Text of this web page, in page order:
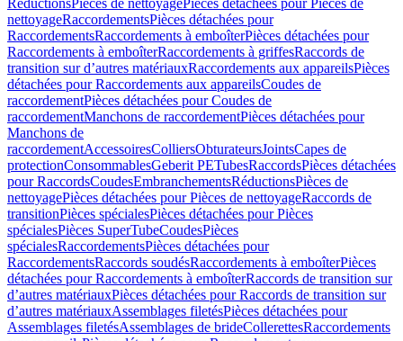
RéductionsPièces de nettoyagePièces détachées pour Pièces de
nettoyageRaccordementsPièces détachées pour
RaccordementsRaccordements à emboîterPièces détachées pour
Raccordements à emboîterRaccordements à griffesRaccords de
transition sur d’autres matériauxRaccordements aux appareilsPièces
détachées pour Raccordements aux appareilsCoudes de
raccordementPièces détachées pour Coudes de
raccordementManchons de raccordementPièces détachées pour
Manchons de
raccordementAccessoiresColliersObturateursJointsCapes de
protectionConsommablesGeberit PETubesRaccordsPièces détachées
pour RaccordsCoudesEmbranchementsRéductionsPièces de
nettoyagePièces détachées pour Pièces de nettoyageRaccords de
transitionPièces spécialesPièces détachées pour Pièces
spécialesPièces SuperTubeCoudesPièces
spécialesRaccordementsPièces détachées pour
RaccordementsRaccords soudésRaccordements à emboîterPièces
détachées pour Raccordements à emboîterRaccords de transition sur
d’autres matériauxPièces détachées pour Raccords de transition sur
d’autres matériauxAssemblages filetésPièces détachées pour
Assemblages filetésAssemblages de brideCollerettesRaccordements